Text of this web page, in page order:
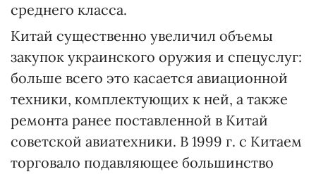
среднего класса.
Китай существенно увеличил объемы
закупок украинского оружия и спецуслуг:
больше всего это касается авиационной
техники, комплектующих к ней, а также
ремонта ранее поставленной в Китай
советской авиатехники. В 1999 г. с Китаем
торговало подавляющее большинство